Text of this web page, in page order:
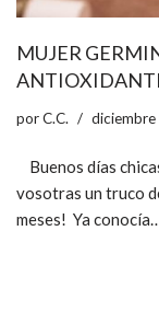
MUJER
porC.C. diciembre
Buenos días
vosotras un truco
meses! Ya